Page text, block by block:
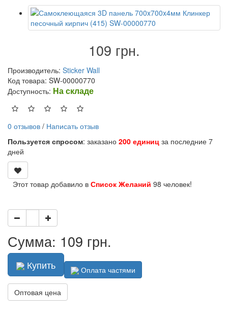
109 грн.
Производитель: Sticker Wall
Код товара: SW-00000770
Доступность: На складе
0 отзывов / Написать отзыв
Пользуется спросом: заказано 200 единиц за последние 7
дней
Этот товар добавило в Список Желаний 98 человек!
Сумма: 109 грн.
Купить Оплата частями
Оптовая цена